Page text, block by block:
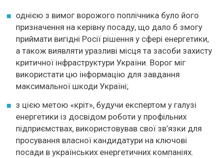
однією з вимог ворожого поплічника було його
призначення на керівну посаду, що дало б змогу
приймати вигідні Росії рішення у сфері енергетики,
а також виявляти уразливі місця та засоби захисту
критичної інфраструктури України. Ворог міг
використати цю інформацію для завдання
максимальної шкоди Україні;
з цією метою «кріт», будучи експертом у галузі
енергетики із досвідом роботи у профільних
підприємствах, використовував свої зв’язки для
просування власної кандидатури на ключові
посади в українських енергетичних компаніях.